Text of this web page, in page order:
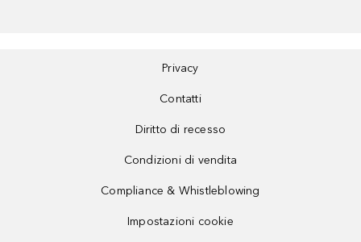
Privacy
Contatti
Diritto di recesso
Condizioni di vendita
Compliance & Whistleblowing
Impostazioni cookie